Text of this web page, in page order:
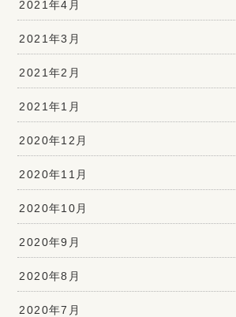
2021年4月
2021年3月
2021年2月
2021年1月
2020年12月
2020年11月
2020年10月
2020年9月
2020年8月
2020年7月